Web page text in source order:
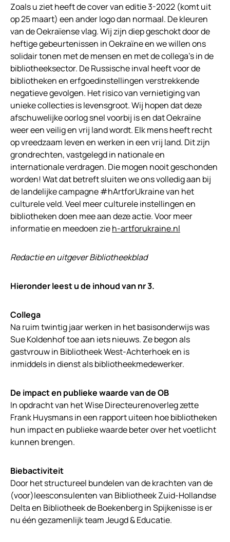
Zoals u ziet heeft de cover van editie 3-2022 (komt uit
op 25 maart) een ander logo dan normaal. De kleuren
van de Oekraïense vlag. Wij zijn diep geschokt door de
heftige gebeurtenissen in Oekraïne en we willen ons
solidair tonen met de mensen en met de collega’s in de
bibliotheeksector. De Russische inval heeft voor de
bibliotheken en erfgoedinstellingen verstrekkende
negatieve gevolgen. Het risico van vernietiging van
unieke collecties is levensgroot. Wij hopen dat deze
afschuwelijke oorlog snel voorbij is en dat Oekraïne
weer een veilig en vrij land wordt. Elk mens heeft recht
op vreedzaam leven en werken in een vrij land. Dit zijn
grondrechten, vastgelegd in nationale en
internationale verdragen. Die mogen nooit geschonden
worden! Wat dat betreft sluiten we ons volledig aan bij
de landelijke campagne #hArtforUkraine van het
culturele veld. Veel meer culturele instellingen en
bibliotheken doen mee aan deze actie. Voor meer
informatie en meedoen zieh-artforukraine.nl
Redactie en uitgever Bibliotheekblad
Hieronder leest u de inhoud van nr 3.
Collega
Na ruim twintig jaar werken in het basisonderwijs was
Sue Koldenhof toe aan iets nieuws. Ze begon als
gastvrouw in Bibliotheek West-Achterhoek en is
inmiddels in dienst als bibliotheekmedewerker.
De impact en publieke waarde van de OB
In opdracht van het Wise Directeurenoverleg zette
Frank Huysmans in een rapport uiteen hoe bibliotheken
hun impact en publieke waarde beter over het voetlicht
kunnen brengen.
Biebactiviteit
Door het structureel bundelen van de krachten van de
(voor)leesconsulenten van Bibliotheek Zuid-Hollandse
Delta en Bibliotheek de Boekenberg in Spijkenisse is er
nu één gezamenlijk team Jeugd & Educatie.